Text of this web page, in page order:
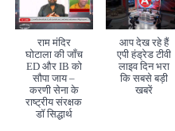
राम मंदिर
घोटाला की जाँच
ED और IB को
सौपा जाय –
करणी सेना के
राष्ट्रीय संरक्षक
डॉ सिद्धार्थ
आप देख रहे हैं
एपी हंड्रेड टीवी
लाइव दिन भरा
कि सबसे बड़ी
खबरें